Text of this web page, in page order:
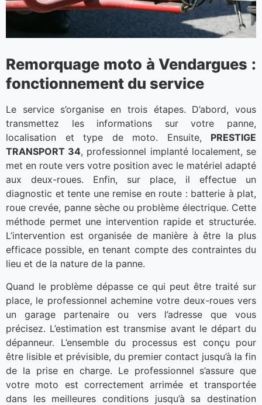
Remorquage moto à Vendargues :
fonctionnement du service
Le service s’organise en trois étapes. D’abord, vous
transmettez les informations sur votre panne,
localisation et type de moto. Ensuite, PRESTIGE
TRANSPORT 34, professionnel implanté localement, se
met en route vers votre position avec le matériel adapté
aux deux-roues. Enfin, sur place, il effectue un
diagnostic et tente une remise en route : batterie à plat,
roue crevée, panne sèche ou problème électrique. Cette
méthode permet une intervention rapide et structurée.
L’intervention est organisée de manière à être la plus
efficace possible, en tenant compte des contraintes du
lieu et de la nature de la panne.
Quand le problème dépasse ce qui peut être traité sur
place, le professionnel achemine votre deux-roues vers
un garage partenaire ou vers l’adresse que vous
précisez. L’estimation est transmise avant le départ du
dépanneur. L’ensemble du processus est conçu pour
être lisible et prévisible, du premier contact jusqu’à la fin
de la prise en charge. Le professionnel s’assure que
votre moto est correctement arrimée et transportée
dans les meilleures conditions jusqu’à sa destination